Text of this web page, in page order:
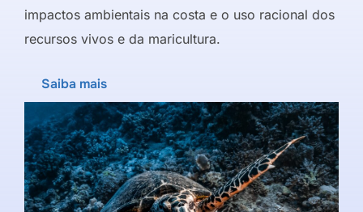
impactos ambientais na costa e o uso racional dos
recursos vivos e da maricultura.
Saiba mais